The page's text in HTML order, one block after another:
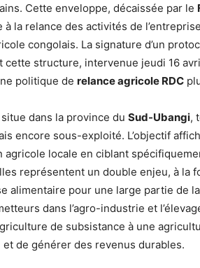
Cette enveloppe, décaissée par le
à la relance des activités de l’entreprise
congolais. La signature d’un
cette structure, intervenue jeudi 16
politique de relance agricole RDC
dans la province du Sud-Ubangi,
encore sous-exploité. L’objectif
agricole locale en ciblant
représentent un double enjeu, à la
alimentaire pour une large partie de
dans l’agro-industrie et
de subsistance à une
de générer des revenus durables.